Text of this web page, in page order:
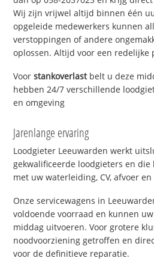
Wij zijn vrijwel altijd binnen één
opgeleide medewerkers kunnen
verstoppingen of andere
oplossen. Altijd voor een redelijke
Voorstankoverlastbelt u deze
hebben 24/7 verschillende
en omgeving
Jarenlange ervaring
Loodgieter Leeuwarden werkt
gekwalificeerde loodgieters en
met uw waterleiding, CV, afvoer
Onze servicewagens in
voldoende voorraad en kunnen
middag uitvoeren. Voor grotere
noodvoorziening getroffen en
voor de definitieve reparatie.